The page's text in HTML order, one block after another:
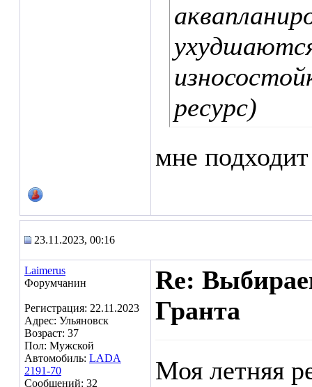
ресурс)
мне
23.11.2023, 00:16
Laimerus
Форумчанин
Регистрация: 22.11.2023
Адрес: Ульяновск
Возраст: 37
Пол: Мужской
Автомобиль: LADA
2191-70
Сообщений: 32
Re:
Гранта
Моя летняя